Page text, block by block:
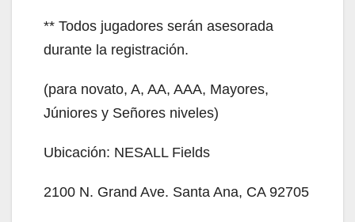
** Todos jugadores serán asesorada
durante la registración.
(para novato, A, AA, AAA, Mayores,
Júniores y Señores niveles)
Ubicación: NESALL Fields
2100 N. Grand Ave. Santa Ana, CA 92705